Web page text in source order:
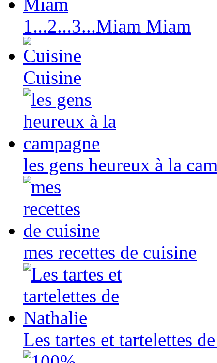
1...2...3...Miam Miam
Cuisine
les gens heureux à la
mes recettes de cuisine
Les tartes et tartelettes